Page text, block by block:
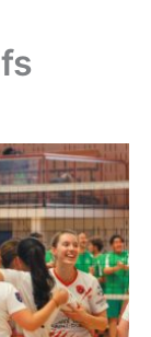
de volley